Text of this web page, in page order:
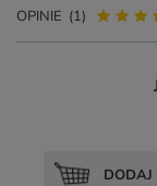
OPINIE (1)
DODAJ